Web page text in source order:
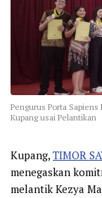
Pengurus Porta
Kupang usai Pelantikan
Kupang, TIMOR
menegaskan
melantik Kezya